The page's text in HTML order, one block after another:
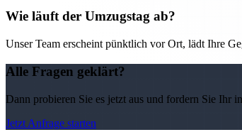
Wie läuft der Umzugstag ab?
Unser Team erscheint pünktlich vor Ort, lädt Ihre
Alle Fragen geklärt?
Dann probieren Sie es jetzt aus und fordern Sie Ihr
Jetzt Anfrage starten